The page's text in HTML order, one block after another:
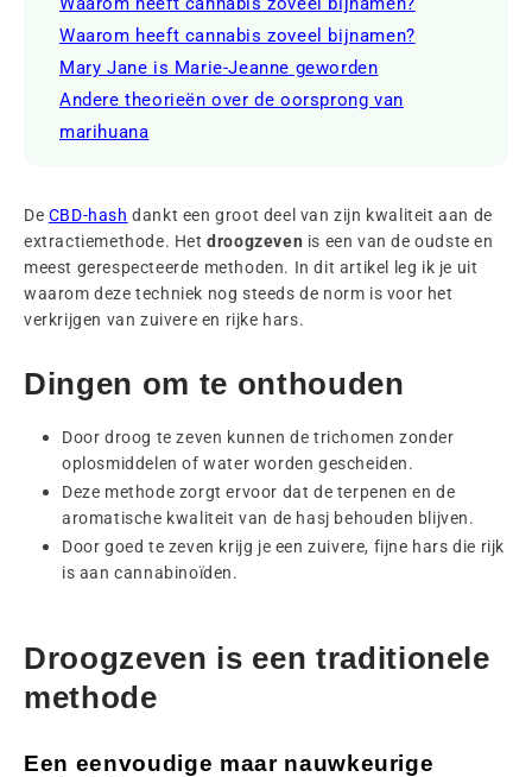
Waarom heeft cannabis zoveel bijnamen?
Mary Jane is Marie-Jeanne geworden
Andere theorieën over de oorsprong van
marihuana
De CBD-hash dankt een groot deel van zijn kwaliteit aan de
extractiemethode. Hetdroogzeven is een van de oudste en
meest gerespecteerde methoden. In dit artikel leg ik je uit
waarom deze techniek nog steeds de norm is voor het
verkrijgen van zuivere en rijke hars.
Dingen om te onthouden
Door droog te zeven kunnen de trichomen zonder
oplosmiddelen of water worden gescheiden.
Deze methode zorgt ervoor dat de terpenen en de
aromatische kwaliteit van de hasj behouden blijven.
Door goed te zeven krijg je een zuivere, fijne hars die rijk
is aan cannabinoïden.
Droogzeven is een traditionele
methode
Een eenvoudige maar nauwkeurige